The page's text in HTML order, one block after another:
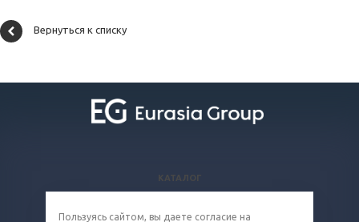
Вернуться к списку
КАТАЛОГ
КОМПАНИЯ
Пользуясь сайтом, вы даете согласие на